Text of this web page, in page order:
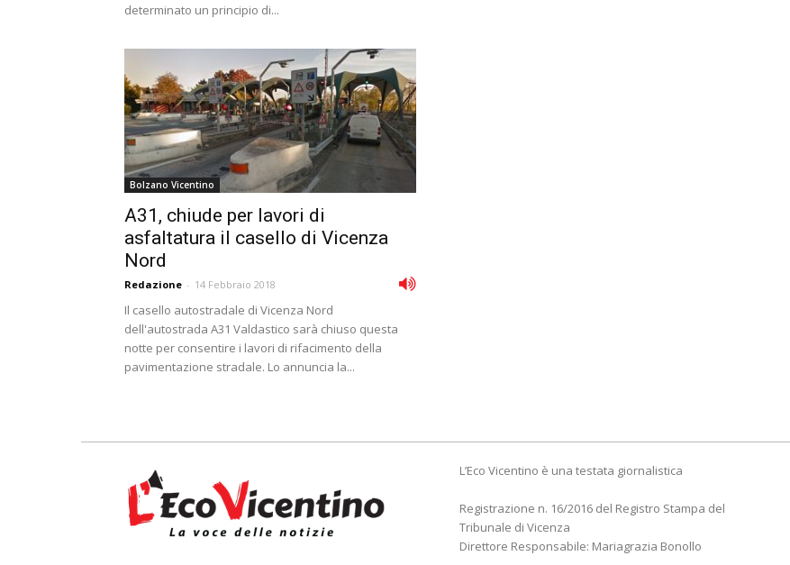
determinato un principio di...
Bolzano Vicentino
A31, chiude per lavori di
asfaltatura il casello di Vicenza
Nord
Redazione - 14 Febbraio 2018
Il casello autostradale di Vicenza Nord
dell'autostrada A31 Valdastico sarà chiuso questa
notte per consentire i lavori di rifacimento della
pavimentazione stradale. Lo annuncia la...
L’Eco Vicentino è una testata giornalistica
Registrazione n. 16/2016 del Registro Stampa del
Tribunale di Vicenza
Direttore Responsabile: Mariagrazia Bonollo